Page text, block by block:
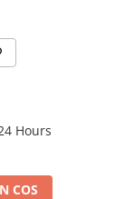
Hours
COS